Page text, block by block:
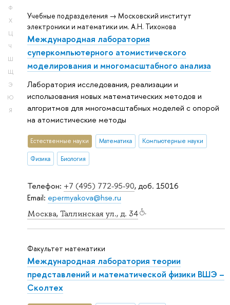
Ф
Х
Ц
Ч
Ш
Щ
Э
Ю
Я
Телефон: +7 (495) 772-95-90, доб. 15016
Email: epermyakova@hse.ru
Москва, Таллинская ул., д. 34
Учебные подразделения → Московский институт
электроники и математики им. А.Н. Тихонова
Международная лаборатория
суперкомпьютерного атомистического
моделирования и многомасштабного анализа
Лаборатория исследования, реализации и
использования новых математических методов и
алгоритмов для многомасштабных моделей с опорой
на атомистические методы
Естественные науки Математика Компьютерные науки
Физика Биология
Факультет математики
Международная лаборатория теории
представлений и математической физики ВШЭ –
Сколтех